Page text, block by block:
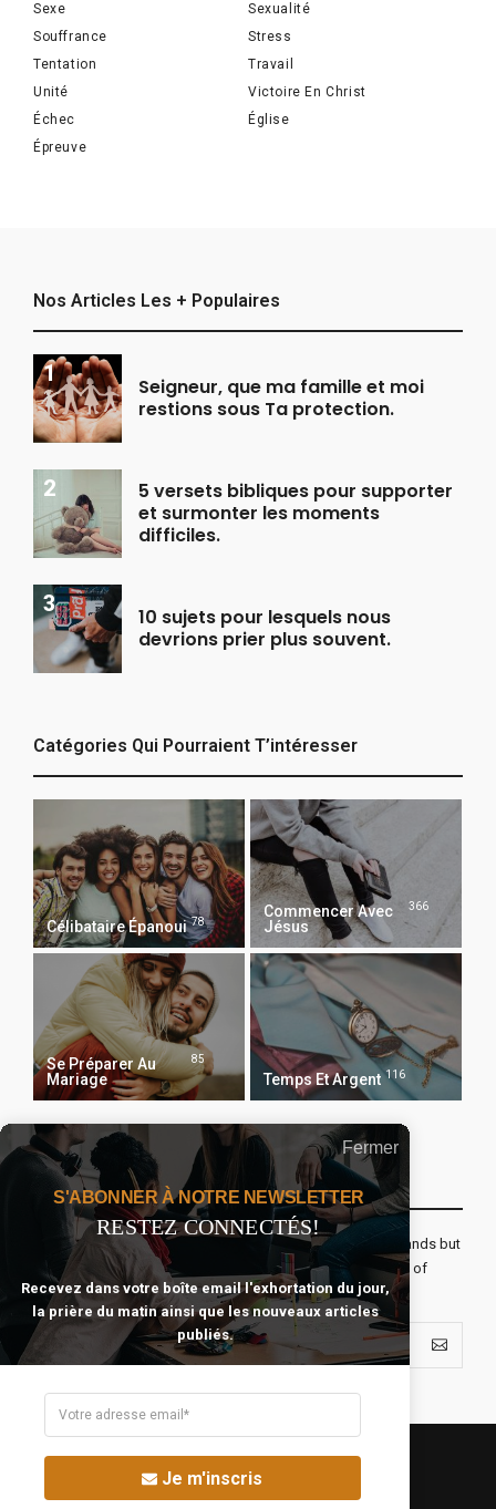
Sexe
Sexualité
Souffrance
Stress
Tentation
Travail
Unité
Victoire En Christ
Échec
Église
Épreuve
Nos Articles Les + Populaires
Seigneur, que ma famille et moi
restions sous Ta protection.
5 versets bibliques pour supporter
et surmonter les moments
difficiles.
10 sujets pour lesquels nous
devrions prier plus souvent.
Catégories Qui Pourraient T’intéresser
Célibataire Épanoui 78
Commencer Avec
Jésus
366
Se Préparer Au
Mariage
85
Temps Et Argent 116
Recevoir Notre Newsletter Chaque Matin
The real voyage of discovery consists not in seeking new lands but
seeing with new eyes. All journeys have secret destinations of
which the traveler is unaware.
Fermer
S'ABONNER À NOTRE NEWSLETTER
RESTEZ CONNECTÉS!
Recevez dans votre boîte email l'exhortation du jour,
la prière du matin ainsi que les nouveaux articles
publiés.
Je m'inscris